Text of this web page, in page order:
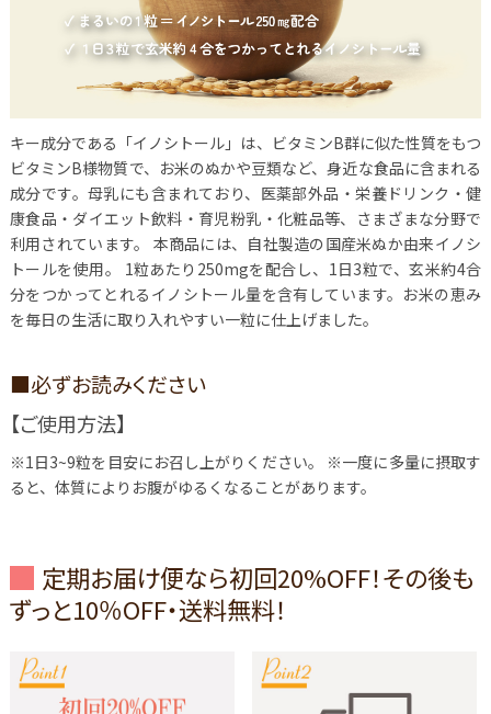
キー成分である「イノシトール」は、ビタミンB群に似た性質をもつ
ビタミンB様物質で、お米のぬかや豆類など、身近な食品に含まれる
成分です。母乳にも含まれており、医薬部外品・栄養ドリンク・健
康食品・ダイエット飲料・育児粉乳・化粧品等、さまざまな分野で
利用されています。
本商品には、自社製造の国産米ぬか由来イノシ
トールを使用。 1粒あたり250mgを配合し、1日3粒で、玄米約4合
分をつかってとれるイノシトール量を含有しています。お米の恵み
を毎日の生活に取り入れやすい一粒に仕上げました。
■必ずお読みください
【ご使用方法】
※1日3~9粒を目安にお召し上がりください。
※一度に多量に摂取す
ると、体質によりお腹がゆるくなることがあります。
定期お届け便なら初回20%OFF！その後も
ずっと10％OFF・送料無料！